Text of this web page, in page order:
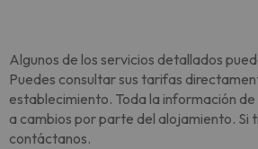
Algunos de los servicios detallados
Puedes consultar sus tarifas
establecimiento. Toda la información
a cambios por parte del alojamiento. Si
contáctanos.